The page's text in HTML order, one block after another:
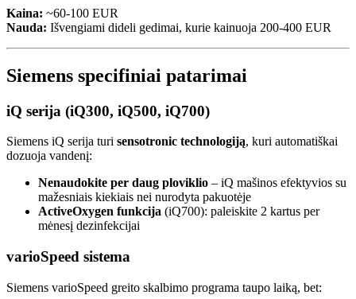
Kaina: ~60-100 EUR
Nauda: Išvengiami dideli gedimai, kurie kainuoja 200-400 EUR
Siemens specifiniai patarimai
iQ serija (iQ300, iQ500, iQ700)
Siemens iQ serija turi sensotronic technologiją, kuri automatiškai
dozuoja vandenį:
Nenaudokite per daug ploviklio – iQ mašinos efektyvios su
mažesniais kiekiais nei nurodyta pakuotėje
ActiveOxygen funkcija (iQ700): paleiskite 2 kartus per
mėnesį dezinfekcijai
varioSpeed sistema
Siemens varioSpeed greito skalbimo programa taupo laiką, bet: